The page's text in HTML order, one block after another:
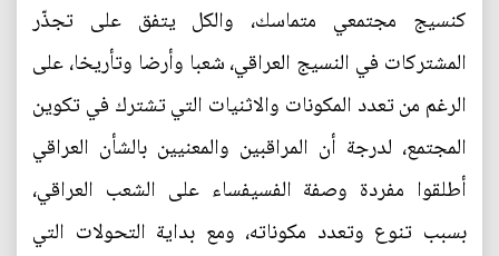
كنسيج مجتمعي متماسك، والكل يتفق على تجذّر
المشتركات في النسيج العراقي، شعبا وأرضا وتأريخا، على
الرغم من تعدد المكونات والاثنيات التي تشترك في تكوين
المجتمع، لدرجة أن المراقبين والمعنيين بالشأن العراقي
أطلقوا مفردة وصفة الفسيفساء على الشعب العراقي،
بسبب تنوع وتعدد مكوناته، ومع بداية التحولات التي